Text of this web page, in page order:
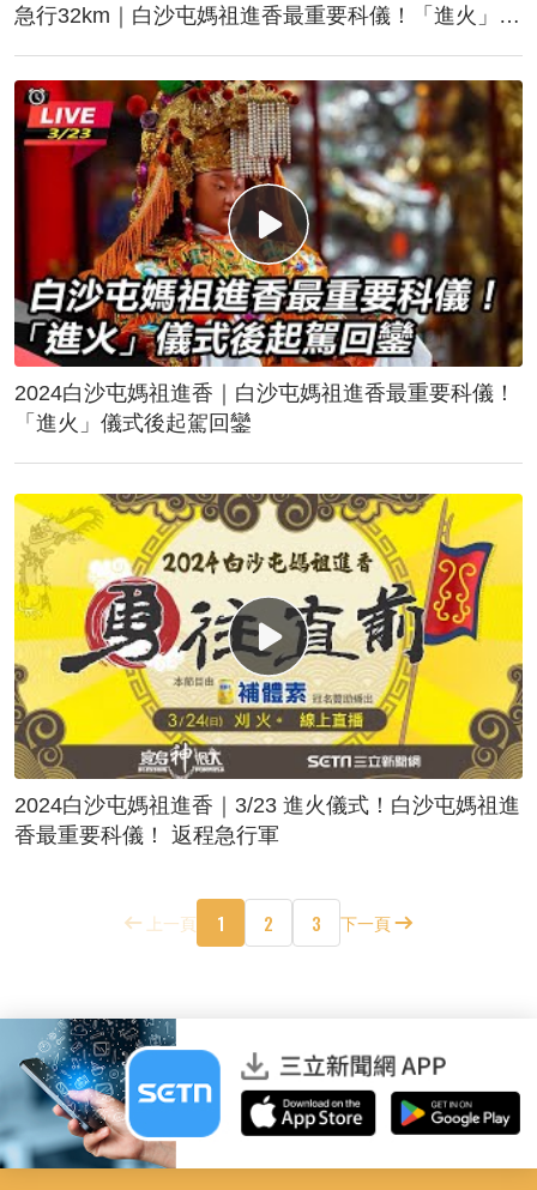
急行32km｜白沙屯媽祖進香最重要科儀！「進火」儀
2024白沙屯媽祖進香｜白沙屯媽祖進香最重要科儀！
「進火」儀式後起駕回鑾
2024白沙屯媽祖進香｜3/23 進火儀式！白沙屯媽祖進
香最重要科儀！ 返程急行軍
上一頁 1 2 3 下一頁